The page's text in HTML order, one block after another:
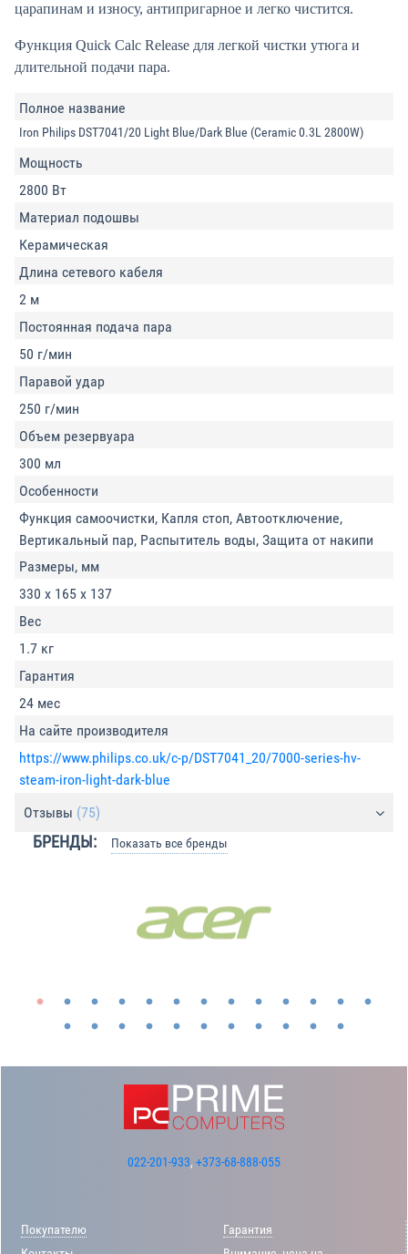
царапинам и износу, антипригарное и легко чистится.
Функция Quick Calc Release для легкой чистки утюга и
длительной подачи пара.
Полное название
Iron Philips DST7041/20 Light Blue/Dark Blue (Ceramic 0.3L 2800W)
Мощность
2800 Вт
Материал подошвы
Керамическая
Длина сетевого кабеля
2 м
Постоянная подача пара
50 г/мин
Паравой удар
250 г/мин
Объем резервуара
300 мл
Особенности
Функция самоочистки, Капля стоп, Автоотключение,
Вертикальный пар, Распытитель воды, Защита от накипи
Размеры, мм
330 х 165 х 137
Вес
1.7 кг
Гарантия
24 мес
На сайте производителя
https://www.philips.co.uk/c-p/DST7041_20/7000-series-hv-
steam-iron-light-dark-blue
Отзывы (75)
БРЕНДЫ: Показать все бренды
022-201-933, +373-68-888-055
Покупателю
Гарантия